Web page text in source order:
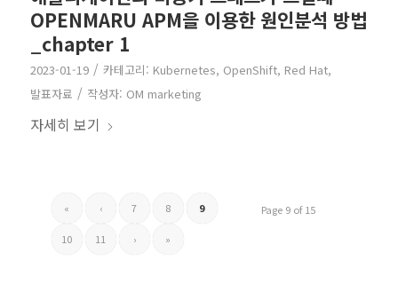
OPENMARU APM을 이용한 원인분석 방법
_chapter 1
2023-01-19 / 카테고리: Kubernetes, OpenShift, Red Hat,
발표자료 / 작성자: OM marketing
자세히 보기
Page 9 of 15
« ‹ 7 8 9
10 11 › »